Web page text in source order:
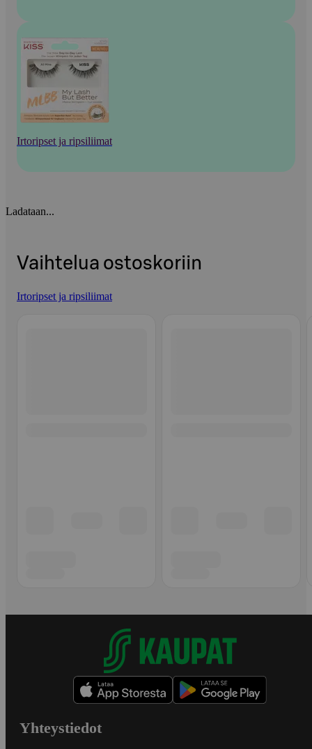
Irtoripset ja ripsiliimat
Ladataan...
Vaihtelua ostoskoriin
Irtoripset ja ripsiliimat
Yhteystiedot